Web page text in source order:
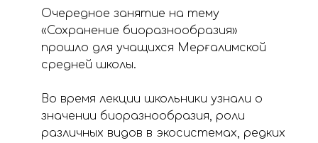
Очередное занятие на тему
«Сохранение биоразнообразия»
прошло для учащихся Мерғалимской
средней школы.
Во время лекции школьники узнали о
значении биоразнообразия, роли
различных видов в экосистемах, редких